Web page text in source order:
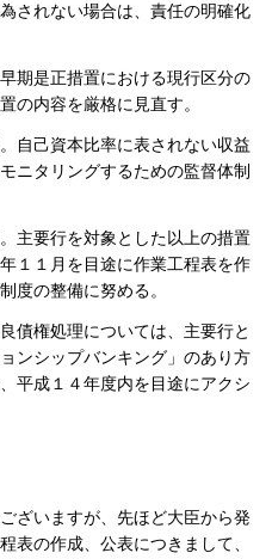
されない場合は、責任の明確化
期是正措置における現行区分の
の内容を厳格に見直す。
自己資本比率に表されない収益
ニタリングするための監督体制
主要行を対象とした以上の措置
１１月を目途に作業工程表を作
度の整備に努める。
債権処理については、主要行と
ンシップバンキング」のあり方
平成１４年度内を目途にアクシ
ざいますが、先ほど大臣から発
表の作成、公表につきまして、